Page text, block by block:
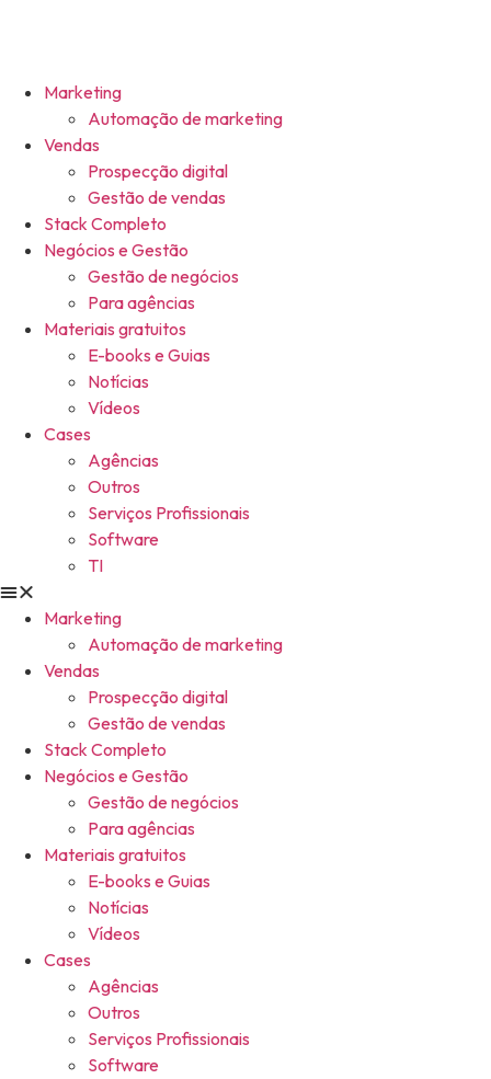
Marketing
Automação de marketing
Vendas
Prospecção digital
Gestão de vendas
Stack Completo
Negócios e Gestão
Gestão de negócios
Para agências
Materiais gratuitos
E-books e Guias
Notícias
Vídeos
Cases
Agências
Outros
Serviços Profissionais
Software
TI
Marketing
Automação de marketing
Vendas
Prospecção digital
Gestão de vendas
Stack Completo
Negócios e Gestão
Gestão de negócios
Para agências
Materiais gratuitos
E-books e Guias
Notícias
Vídeos
Cases
Agências
Outros
Serviços Profissionais
Software